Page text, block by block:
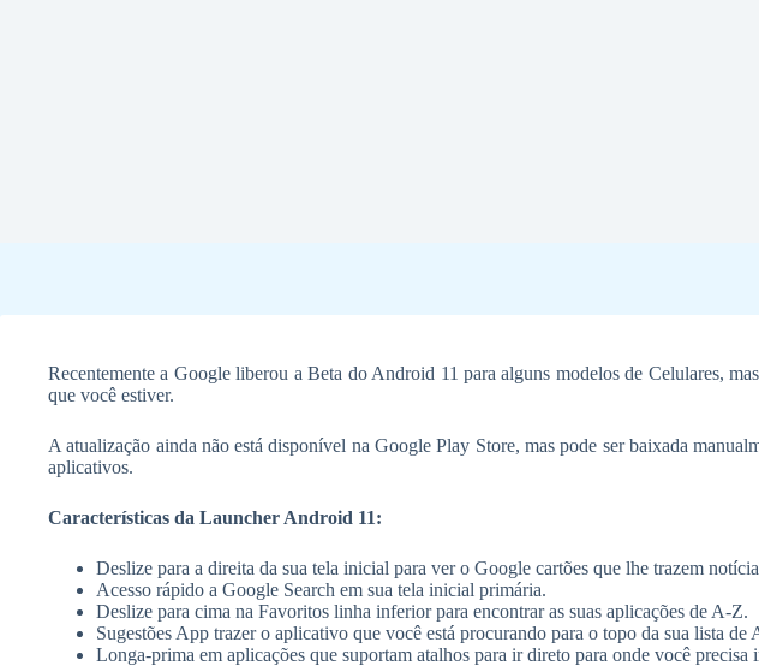
Recentemente a Google liberou a Beta do Android 11 para alguns modelos de Celulares,
que você estiver.
A atualização ainda não está disponível na Google Play Store, mas pode ser baixada
aplicativos.
Características da Launcher Android 11:
Deslize para a direita da sua tela inicial para ver o Google cartões que lhe trazem
Acesso rápido a Google Search em sua tela inicial primária.
Deslize para cima na Favoritos linha inferior para encontrar as suas aplicações de A-Z.
Sugestões App trazer o aplicativo que você está procurando para o topo da sua lista de
Longa-prima em aplicações que suportam atalhos para ir direto para onde você